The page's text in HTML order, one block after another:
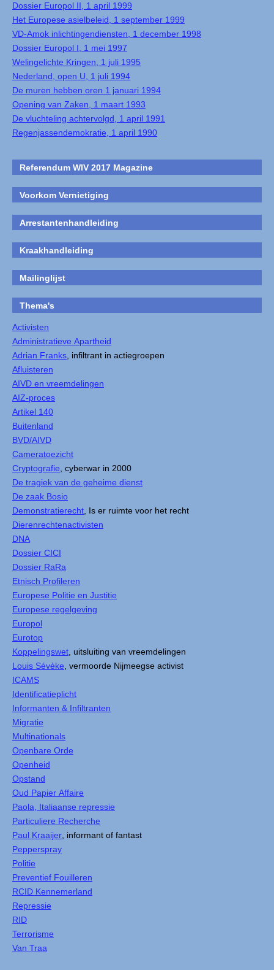
Dossier Europol II, 1 april 1999
Het Europese asielbeleid, 1 september 1999
VD-Amok inlichtingendiensten, 1 december 1998
Dossier Europol I, 1 mei 1997
Welingelichte Kringen, 1 juli 1995
Nederland, open U, 1 juli 1994
De muren hebben oren 1 januari 1994
Opening van Zaken, 1 maart 1993
De vluchteling achtervolgd, 1 april 1991
Regenjassendemokratie, 1 april 1990
Referendum WIV 2017 Magazine
Voorkom Vernietiging
Arrestantenhandleiding
Kraakhandleiding
Mailinglijst
Thema's
Activisten
Administratieve Apartheid
Adrian Franks , infiltrant in actiegroepen
Afluisteren
AIVD en vreemdelingen
AIZ-proces
Artikel 140
Buitenland
BVD/AIVD
Cameratoezicht
Cryptografie , cyberwar in 2000
De tragiek van de geheime dienst
De zaak Bosio
Demonstratierecht , Is er ruimte voor het recht
Dierenrechtenactivisten
DNA
Dossier CICI
Dossier RaRa
Etnisch Profileren
Europese Politie en Justitie
Europese regelgeving
Europol
Eurotop
Koppelingswet , uitsluiting van vreemdelingen
Louis Sévèke , vermoorde Nijmeegse activist
ICAMS
Identificatieplicht
Informanten & Infiltranten
Migratie
Multinationals
Openbare Orde
Openheid
Opstand
Oud Papier Affaire
Paola, Italiaanse repressie
Particuliere Recherche
Paul Kraaijer , informant of fantast
Pepperspray
Politie
Preventief Fouilleren
RCID Kennemerland
Repressie
RID
Terrorisme
Van Traa